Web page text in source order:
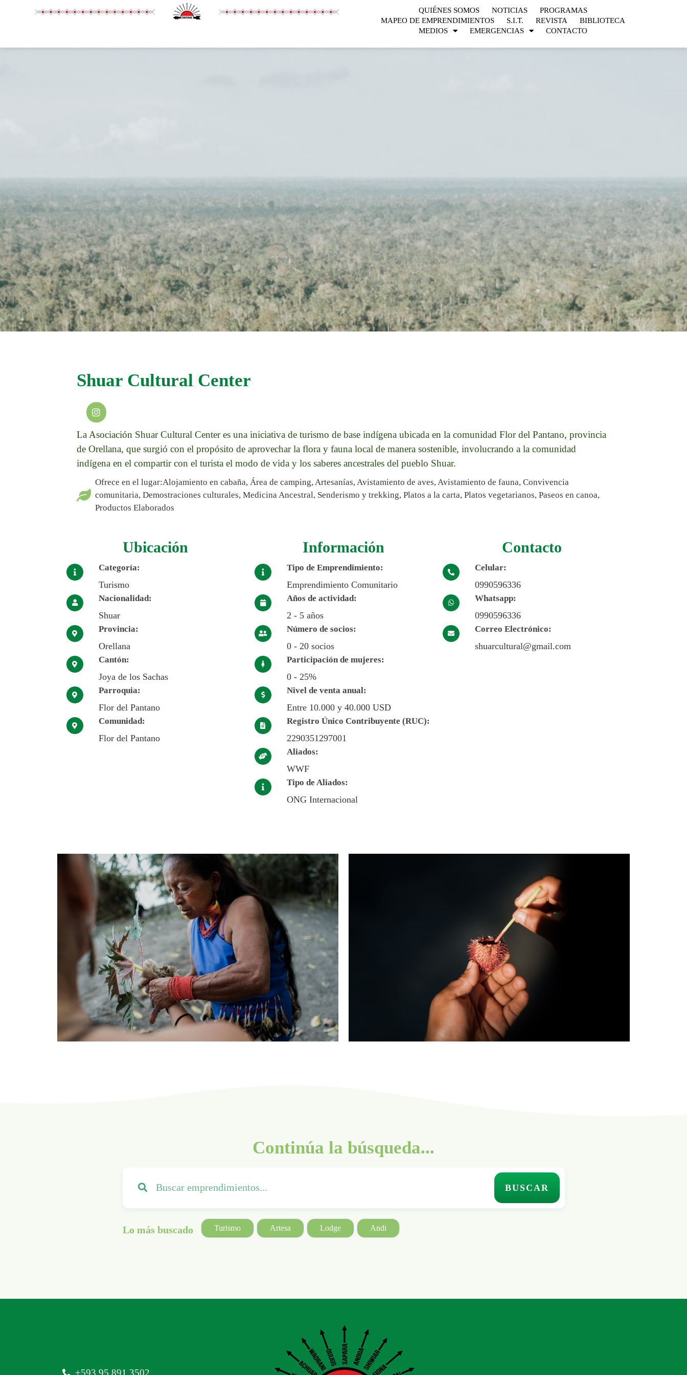
QUIÉNES SOMOS NOTICIAS
PROGRAMAS
MAPEO DE EMPRENDIMIENTOS
S.I.T. REVISTA
BIBLIOTECA
MEDIOS
EMERGENCIAS CONTACTO
Shuar Cultural Center
La Asociación Shuar Cultural Center es una iniciativa de turismo de base indígena ubicada en la comunidad Flor del Pantano, provincia
de Orellana, que surgió con el propósito de aprovechar la flora y fauna local de manera sostenible, involucrando a la comunidad
indígena en el compartir con el turista el modo de vida y los saberes ancestrales del pueblo Shuar.
Ofrece en el lugar:Alojamiento en cabaña, Área de camping, Artesanías, Avistamiento de aves, Avistamiento de fauna, Convivencia
comunitaria, Demostraciones culturales, Medicina Ancestral, Senderismo y trekking, Platos a la carta, Platos vegetarianos, Paseos en canoa,
Productos Elaborados
Ubicación
Categoría:
Turismo
Nacionalidad:
Shuar
Provincia:
Orellana
Cantón:
Joya de los Sachas
Parroquia:
Flor del Pantano
Comunidad:
Flor del Pantano
Información
Tipo de Emprendimiento:
Emprendimiento Comunitario
Años de actividad:
2 - 5 años
Número de socios:
0 - 20 socios
Participación de mujeres:
0 - 25%
Nivel de venta anual:
Entre 10.000 y 40.000 USD
Registro Único Contribuyente (RUC):
2290351297001
Aliados:
WWF
Tipo de Aliados:
ONG Internacional
Contacto
Celular:
0990596336
Whatsapp:
0990596336
Correo Electrónico:
shuarcultural@gmail.com
Continúa la búsqueda...
BUSCAR
Lo más buscado Turismo Artesa Lodge Andi
‪+593 95 891 3502‬